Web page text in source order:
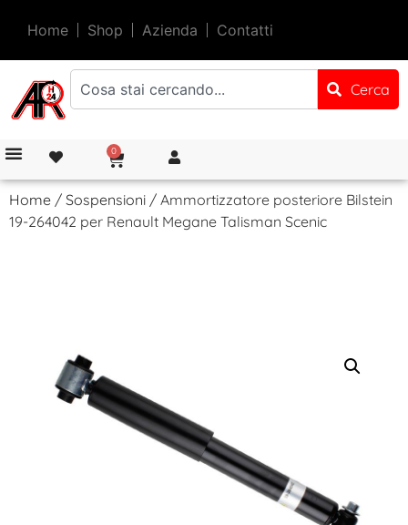
Home Shop Azienda Contatti
Cerca
0
Home / Sospensioni / Ammortizzatore posteriore Bilstein
19-264042 per Renault Megane Talisman Scenic